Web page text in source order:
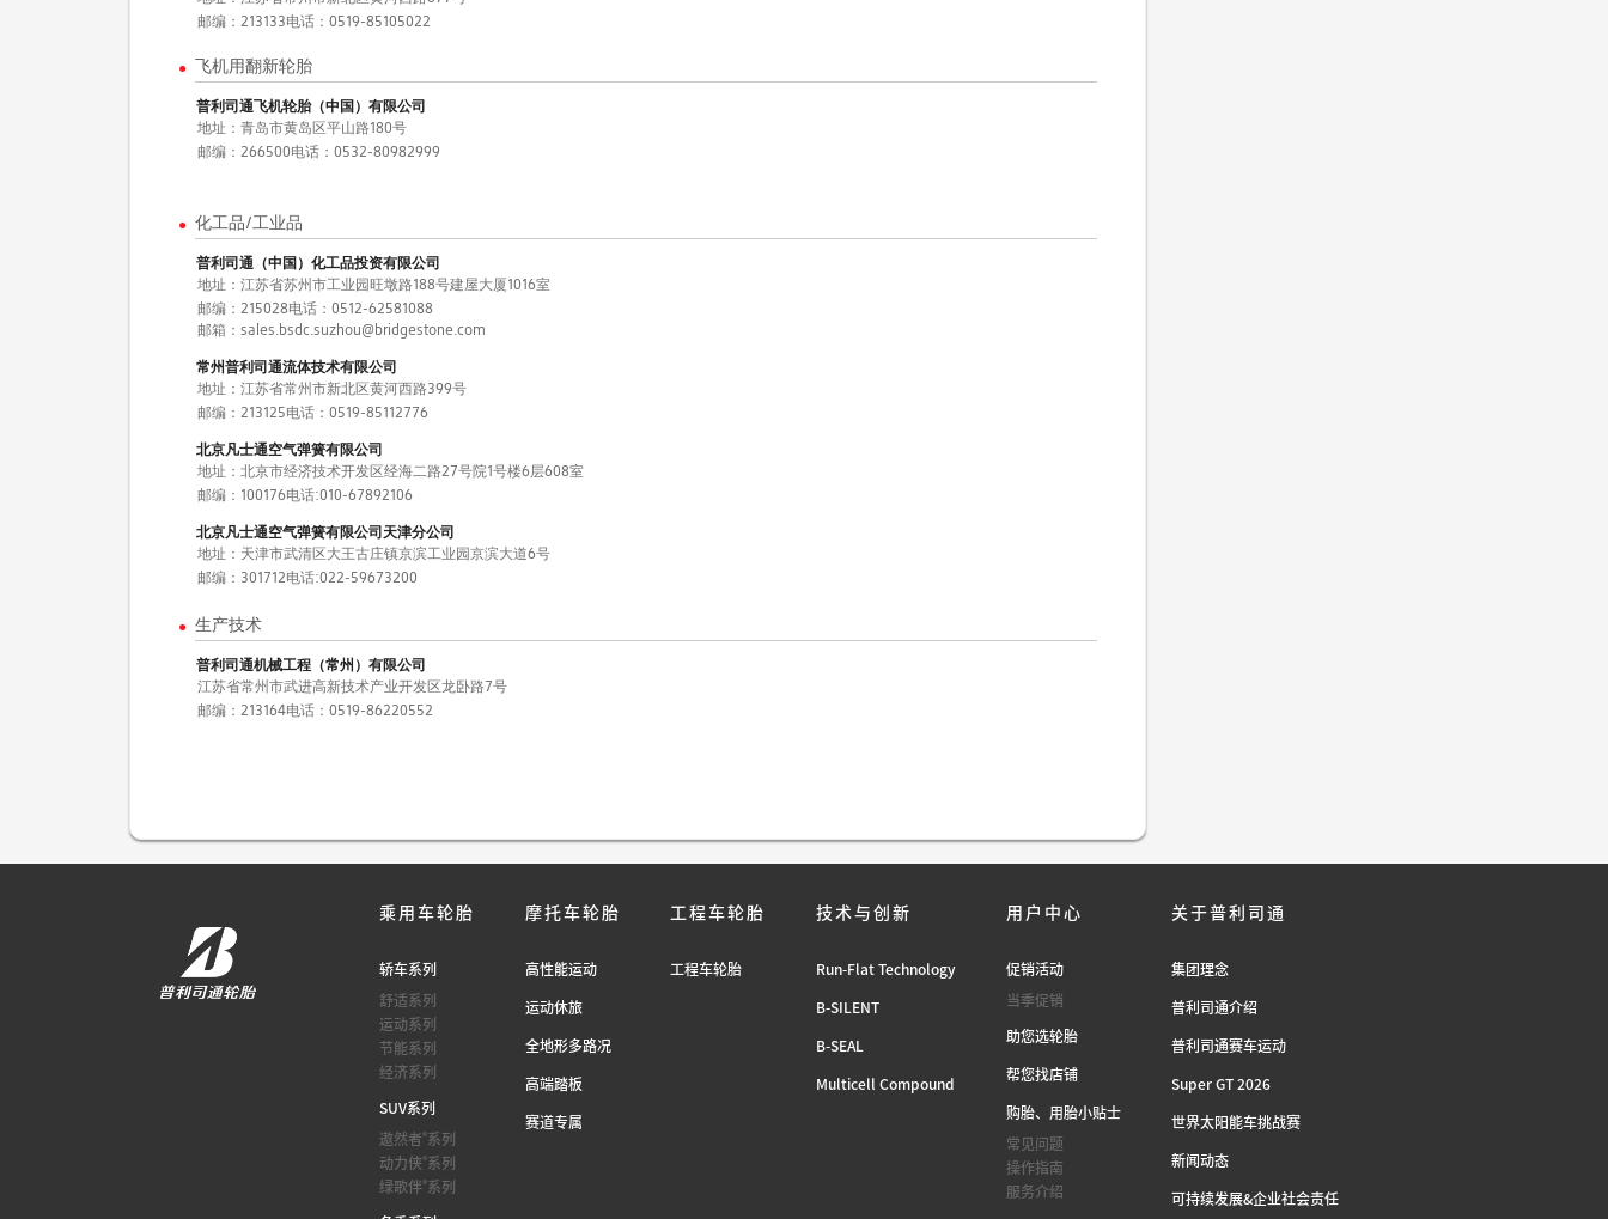
邮编：213133电话：0519-85105022
● 飞机用翻新轮胎
普利司通飞机轮胎（中国）有限公司
地址：青岛市黄岛区平山路180号
邮编：266500电话：0532-80982999
● 化工品/工业品
普利司通（中国）化工品投资有限公司
地址：江苏省苏州市工业园旺墩路188号建屋大厦1016室
邮编：215028电话：0512-62581088
邮箱：sales.bsdc.suzhou@bridgestone.com
常州普利司通流体技术有限公司
地址：江苏省常州市新北区黄河西路399号
邮编：213125电话：0519-85112776
北京凡士通空气弹簧有限公司
地址：北京市经济技术开发区经海二路27号院1号楼6层608室
邮编：100176电话:010-67892106
北京凡士通空气弹簧有限公司天津分公司
地址：天津市武清区大王古庄镇京滨工业园京滨大道6号
邮编：301712电话:022-59673200
● 生产技术
普利司通机械工程（常州）有限公司
江苏省常州市武进高新技术产业开发区龙卧路7号
邮编：213164电话：0519-86220552
乘用车轮胎
轿车系列
舒适系列
运动系列
节能系列
经济系列
SUV系列
遨然者®系列
动力侠®系列
绿歌伴®系列
摩托车轮胎
高性能运动
运动休旅
全地形多路况
高端踏板
赛道专属
工程车轮胎
工程车轮胎
技术与创新
Run-Flat Technology
B-SILENT
B-SEAL
Multicell Compound
用户中心
促销活动
当季促销
助您选轮胎
帮您找店铺
购胎、用胎小贴士
常见问题
操作指南
服务介绍
关于普利司通
集团理念
普利司通介绍
普利司通赛车运动
Super GT 2026
世界太阳能车挑战赛
新闻动态
可持续发展&企业社会责任